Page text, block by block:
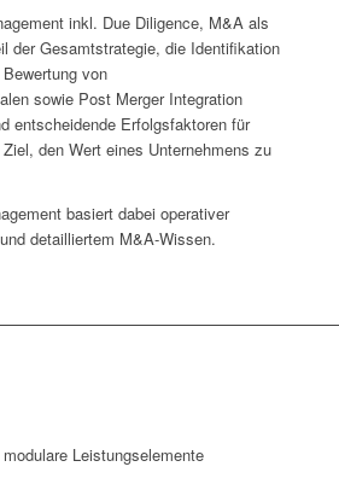
inkl. Due Diligence, M&A als
der Gesamtstrategie, die Identifikation
von
sowie Post Merger Integration
entscheidende Erfolgsfaktoren für
den Wert eines Unternehmens zu
basiert dabei operativer
detailliertem M&A-Wissen.
Leistungselemente